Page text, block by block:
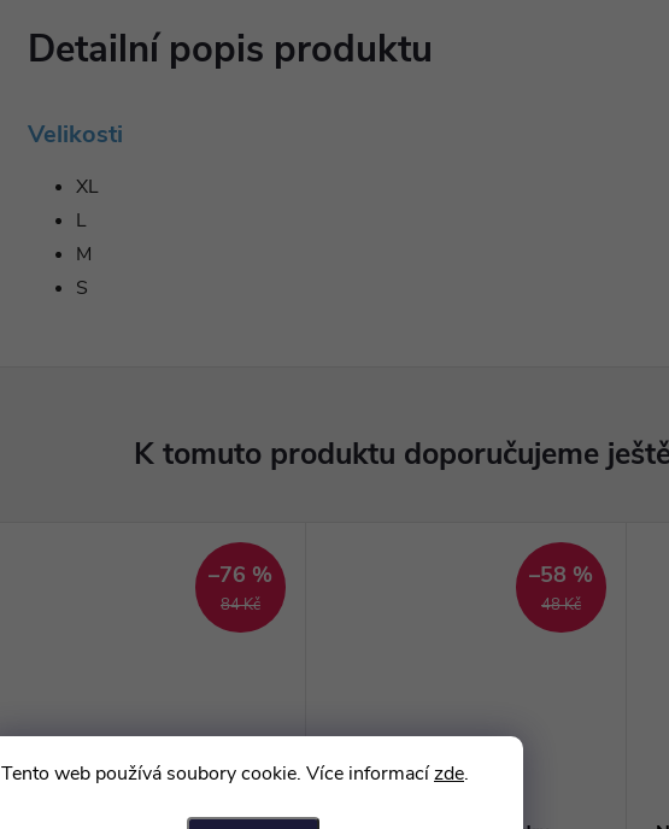
Tento web používá soubory cookie. Více informacízde.
Detailní popis produktu
Velikosti
XL
L
M
S
K tomuto produktu doporučujeme
84 Kč
–76 %
48 Kč
–58 %